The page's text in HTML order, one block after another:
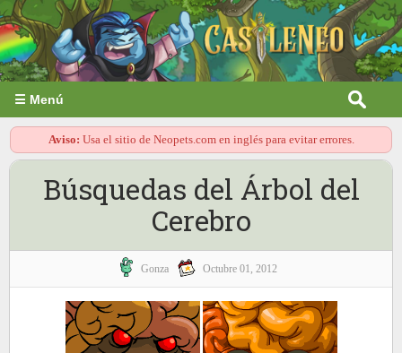
☰ Menú
Aviso: Usa el sitio de Neopets.com en inglés para evitar errores.
Búsquedas del Árbol del
Cerebro
Gonza Octubre 01, 2012